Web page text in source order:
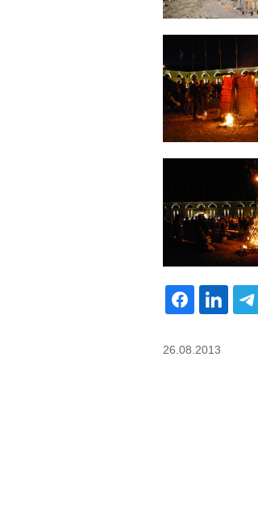
26.08.2013